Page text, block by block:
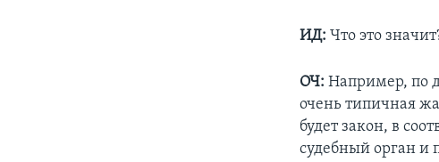
ИД: Что это
ОЧ: Например, по
очень типичная
будет закон, в
судебный орган и